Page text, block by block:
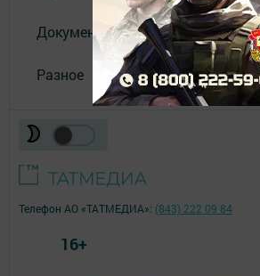
Документы филиала
Разное
Телефон АО «ТАТМЕДИА»: (843) 222 09 84
16+